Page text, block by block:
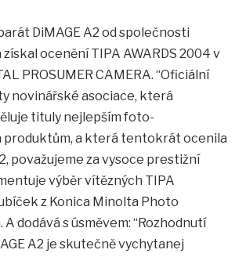
DiMAGE A2 od společnosti
ocenění TIPA AWARDS 2004 v
PROSUMER CAMERA. “Oficiální
novinářské asociace, která
tituly nejlepším foto-
produktům, a která tentokrát ocenila
považujeme za vysoce prestižní
výběr vítězných TIPA
z Konica Minolta Photo
A dodává s úsměvem: “Rozhodnutí
A2 je skutečně vychytanej